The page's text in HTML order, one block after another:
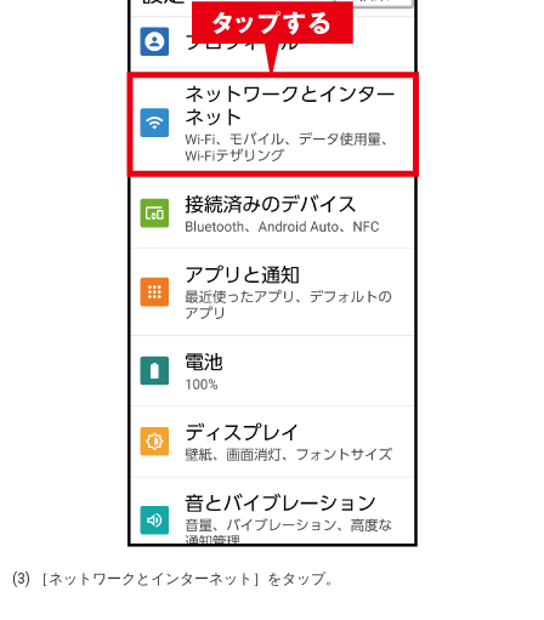
(3) ［ネットワークとインターネット］をタップ。